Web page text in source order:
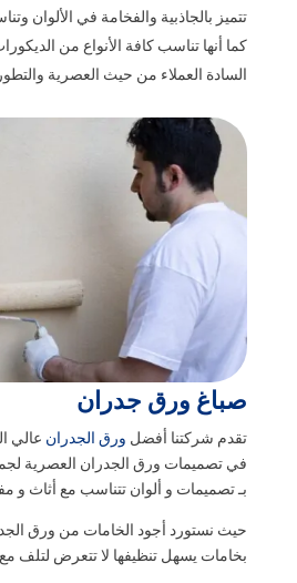
تتميز بالجاذبية والفخامة في الألوان
كما أنها تناسب كافة الأنواع من
السادة العملاء من حيث العصرية
صباغ ورق جدران
تقدم شركتنا أفضل ورق الجدران عالي
في تصميمات ورق الجدران العصرية
بـ تصميمات و ألوان تتناسب مع أثاث و
حيث نستورد أجود الخامات من ورق
بخامات يسهل تنظيفها لا تتعرض لتلف